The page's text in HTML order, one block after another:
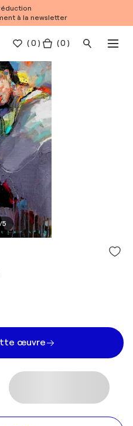
à la newsletter
(0 ) ( 0 )
/5
œuvre